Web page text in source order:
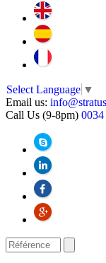
Select Language ▼
Email us:
Call Us (9-8pm)